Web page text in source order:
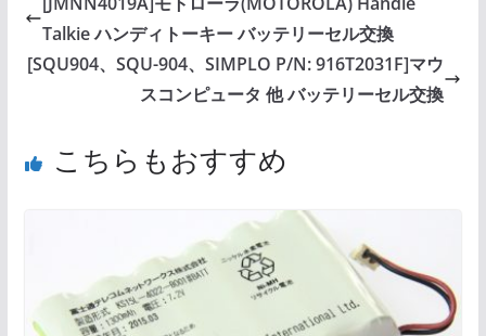
Talkie ハンディトーキー バッテリーセル交換
[SQU904、SQU-904、SIMPLO P/N: 916T2031F]マウ
スコンピュータ 他 バッテリーセル交換
こちらもおすすめ